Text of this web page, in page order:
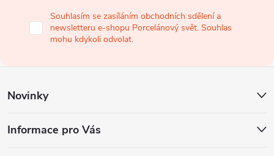
í
Souhlasím se zasíláním obchodních sdělení a
newsletteru e-shopu Porcelánový svět. Souhlas
mohu kdykoli odvolat.
Novinky
Informace pro Vás